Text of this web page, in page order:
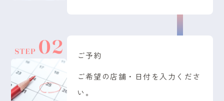
ご予約
ご希望の店舗・日付を入力くださ
い。